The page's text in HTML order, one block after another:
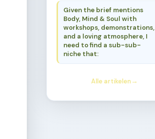
Given the brief mentions
Body, Mind & Soul with
workshops, demonstrations,
and a loving atmosphere, I
need to find a sub-sub-
niche that:
Alle artikelen